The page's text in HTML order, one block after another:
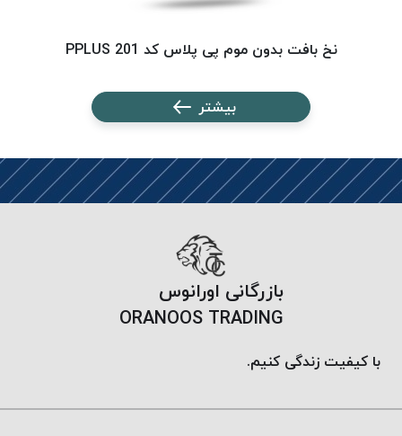
نخ گلدوزی
نخ
نسوز
Aramid
&
نخ بافت بدون موم پی پلاس کد 201 PPLUS
بیشتر
بازرگانی اورانوس
ORANOOS TRADING
با کیفیت زندگی کنیم.